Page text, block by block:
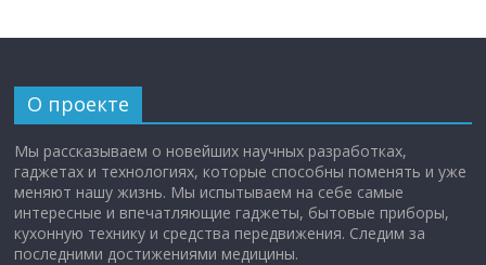
О проекте
Мы рассказываем о новейших научных разработках,
гаджетах и технологиях, которые способны поменять и уже
меняют нашу жизнь. Мы испытываем на себе самые
интересные и впечатляющие гаджеты, бытовые приборы,
кухонную технику и средства передвижения. Следим за
последними достижениями медицины.